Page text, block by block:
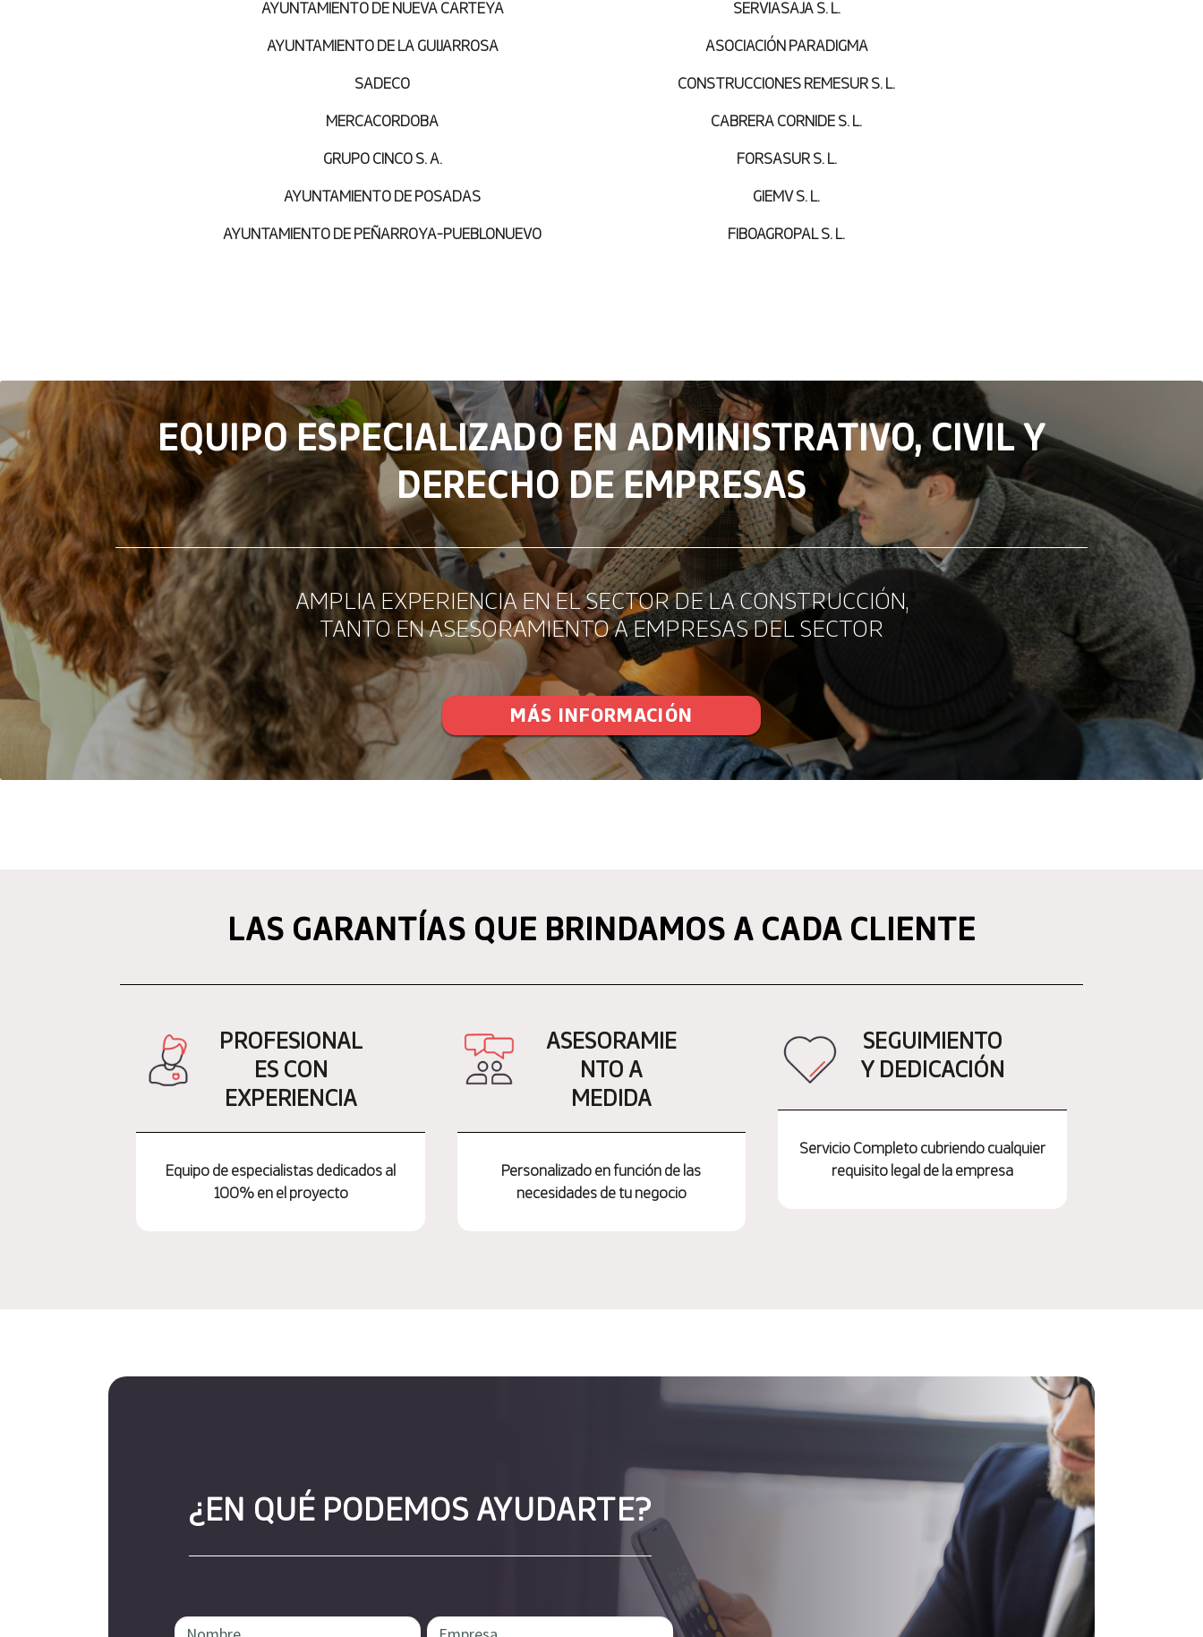
AYUNTAMIENTO DE NUEVA CARTEYA
AYUNTAMIENTO DE LA GUIJARROSA
SADECO
MERCACORDOBA
GRUPO CINCO S. A.
AYUNTAMIENTO DE POSADAS
AYUNTAMIENTO DE PEÑARROYA-PUEBLONUEVO
SERVIASAJA S. L.
ASOCIACIÓN PARADIGMA
CONSTRUCCIONES REMESUR S. L.
CABRERA CORNIDE S. L.
FORSASUR S. L.
GIEMV S. L.
FIBOAGROPAL S. L.
EQUIPO ESPECIALIZADO EN ADMINISTRATIVO, CIVIL Y
DERECHO DE EMPRESAS
AMPLIA EXPERIENCIA EN EL SECTOR DE LA CONSTRUCCIÓN,
TANTO EN ASESORAMIENTO A EMPRESAS DEL SECTOR
MÁS INFORMACIÓN
LAS GARANTÍAS QUE BRINDAMOS A CADA CLIENTE
PROFESIONAL
ES CON
EXPERIENCIA
Equipo de especialistas dedicados al
100% en el proyecto
ASESORAMIE
NTO A
MEDIDA
Personalizado en función de las
necesidades de tu negocio
SEGUIMIENTO
Y DEDICACIÓN
Servicio Completo cubriendo cualquier
requisito legal de la empresa
¿EN QUÉ PODEMOS AYUDARTE?